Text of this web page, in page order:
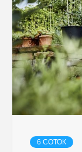
6 СОТОК